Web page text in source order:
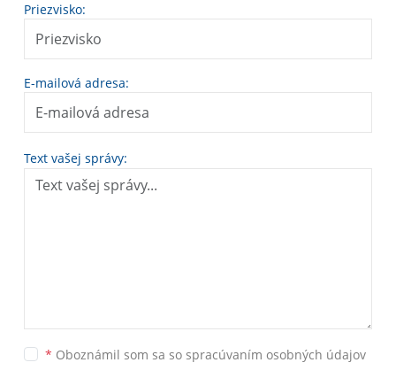
Priezvisko:
E-mailová adresa:
Text vašej správy:
* Oboznámil som sa so spracúvaním osobných údajov